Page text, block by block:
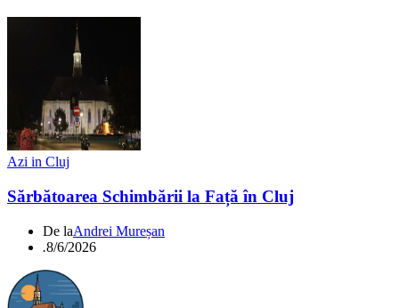
Azi in Cluj
Sărbătoarea Schimbării la Față în Cluj
De laAndrei Mureșan
.8/6/2026